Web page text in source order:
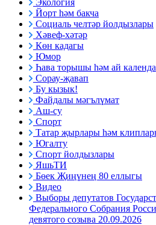
Экология
Йорт һәм бакча
Социаль челтәр йолдызлары
Хәвеф-хәтәр
Көн кадагы
Юмор
Һава торышы һәм ай
Сорау-җавап
Бу кызык!
Файдалы мәгълүмат
Аш-су
Спорт
Татар җырлары һәм
Югалту
Спорт йолдызлары
ЯшьТИ
Бөек Җиңүнең 80 еллыгы
Видео
Выборы депутатов
Федерального Собрания
девятого созыва 20.09.2026